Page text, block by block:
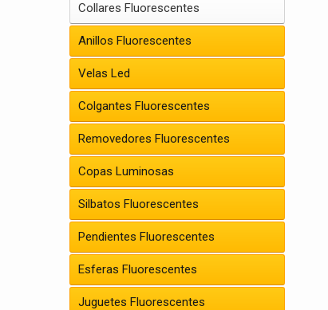
Collares Fluorescentes
Anillos Fluorescentes
Velas Led
Colgantes Fluorescentes
Removedores Fluorescentes
Copas Luminosas
Silbatos Fluorescentes
Pendientes Fluorescentes
Esferas Fluorescentes
Juguetes Fluorescentes